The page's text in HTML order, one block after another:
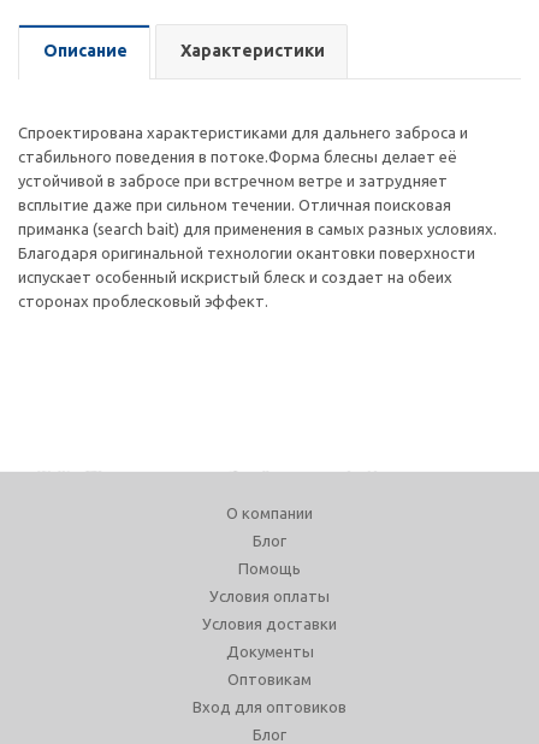
Описание Характеристики
Спроектирована характеристиками для дальнего заброса и
стабильного поведения в потоке.Форма блесны делает её
устойчивой в забросе при встречном ветре и затрудняет
всплытие даже при сильном течении. Отличная поисковая
приманка (search bait) для применения в самых разных условиях.
Благодаря оригинальной технологии окантовки поверхности
испускает особенный искристый блеск и создает на обеих
сторонах проблесковый эффект.
О компании
Блог
Помощь
Условия оплаты
Условия доставки
Документы
Оптовикам
Вход для оптовиков
Блог